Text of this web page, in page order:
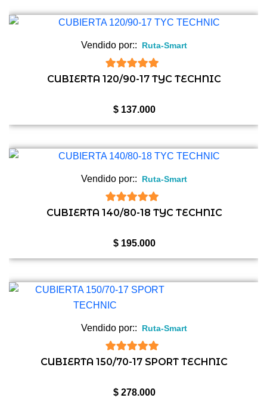
Vendido por:: Ruta-Smart
5de 5
CUBIERTA 120/90-17 TYC TECHNIC
$137.000
Vendido por:: Ruta-Smart
5de 5
CUBIERTA 140/80-18 TYC TECHNIC
$195.000
Vendido por:: Ruta-Smart
5de 5
CUBIERTA 150/70-17 SPORT TECHNIC
$278.000